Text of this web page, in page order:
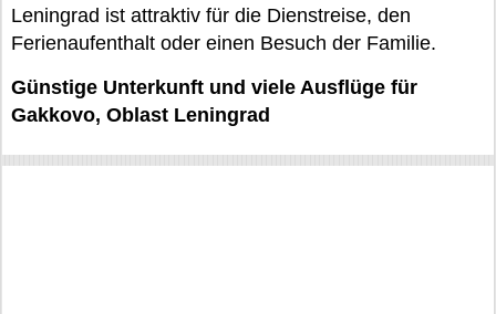
Leningrad ist attraktiv für die Dienstreise, den
Ferienaufenthalt oder einen Besuch der Familie.
Günstige Unterkunft und viele Ausflüge für
Gakkovo, Oblast Leningrad